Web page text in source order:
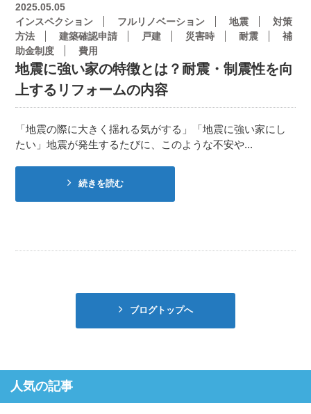
2025.05.05
インスペクション
フルリノベーション 地震
対策
方法
建築確認申請 戸建 災害時 耐震
補
助金制度
費用
地震に強い家の特徴とは？耐震・制震性を向
上するリフォームの内容
「地震の際に大きく揺れる気がする」「地震に強い家にし
たい」地震が発生するたびに、このような不安や...
続きを読む
ブログトップへ
人気の記事